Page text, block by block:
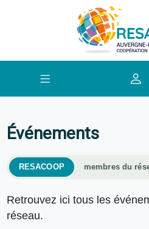
Événements
RESACOOP membres du
Retrouvez ici tous les
réseau.